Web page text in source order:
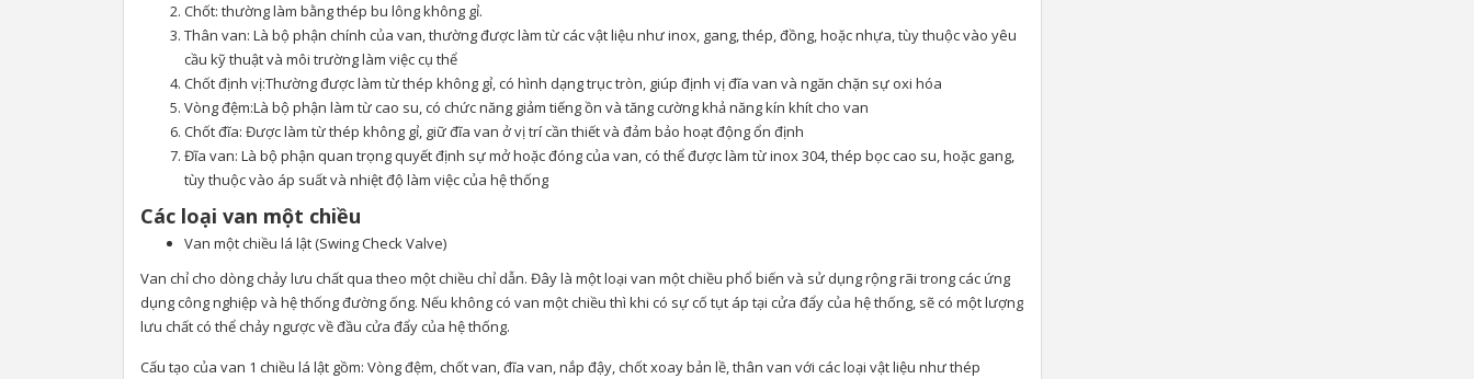
Chốt: thường làm bằng thép bu lông không gỉ.
Thân van: Là bộ phận chính của van, thường được làm từ các vật liệu như inox, gang, thép, đồng, hoặc nhựa, tùy thuộc vào yêu
cầu kỹ thuật và môi trường làm việc cụ thể
Chốt định vị:Thường được làm từ thép không gỉ, có hình dạng trục tròn, giúp định vị đĩa van và ngăn chặn sự oxi hóa
Vòng đệm:Là bộ phận làm từ cao su, có chức năng giảm tiếng ồn và tăng cường khả năng kín khít cho van
Chốt đĩa: Được làm từ thép không gỉ, giữ đĩa van ở vị trí cần thiết và đảm bảo hoạt động ổn định
Đĩa van: Là bộ phận quan trọng quyết định sự mở hoặc đóng của van, có thể được làm từ inox 304, thép bọc cao su, hoặc gang,
tùy thuộc vào áp suất và nhiệt độ làm việc của hệ thống
Các loại van một chiều
Van một chiều lá lật (Swing Check Valve)
Van chỉ cho dòng chảy lưu chất qua theo một chiều chỉ dẫn. Đây là một loại van một chiều phổ biến và sử dụng rộng rãi trong các ứng
dụng công nghiệp và hệ thống đường ống. Nếu không có van một chiều thì khi có sự cố tụt áp tại cửa đẩy của hệ thống, sẽ có một lượng
lưu chất có thể chảy ngược về đầu cửa đẩy của hệ thống.
Cấu tạo của van 1 chiều lá lật gồm: Vòng đệm, chốt van, đĩa van, nắp đậy, chốt xoay bản lề, thân van với các loại vật liệu như thép